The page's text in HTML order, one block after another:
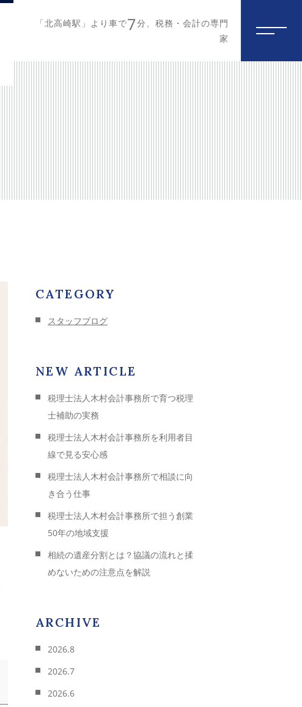
「北高崎駅」より車で7分、税務・会計の専門
家
CATEGORY
スタッフブログ
NEW ARTICLE
税理士法人木村会計事務所で育つ税理
士補助の実務
税理士法人木村会計事務所を利用者目
線で見る安心感
税理士法人木村会計事務所で相談に向
き合う仕事
税理士法人木村会計事務所で担う創業
50年の地域支援
相続の遺産分割とは？協議の流れと揉
めないための注意点を解説
ARCHIVE
2026.8
2026.7
2026.6